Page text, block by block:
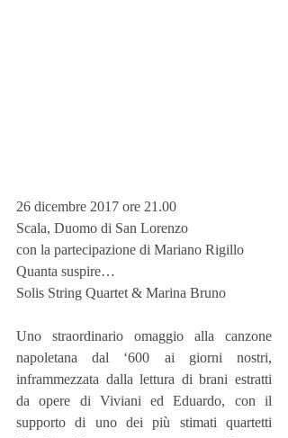
26 dicembre 2017 ore 21.00
Scala, Duomo di San Lorenzo
con la partecipazione di Mariano Rigillo
Quanta suspire…
Solis String Quartet & Marina Bruno
Uno straordinario omaggio alla canzone
napoletana dal ‘600 ai giorni nostri,
inframmezzata dalla lettura di brani estratti
da opere di Viviani ed Eduardo, con il
supporto di uno dei più stimati quartetti